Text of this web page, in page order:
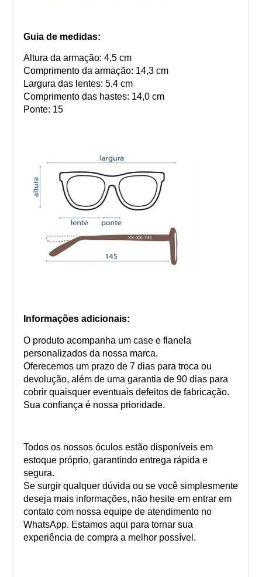
Guia de medidas:
Altura da armação: 4,5 cm
Comprimento da armação: 14,3 cm
Largura das lentes: 5,4 cm
Comprimento das hastes: 14,0 cm
Ponte: 15
Informações adicionais:
O produto acompanha um case e flanela
personalizados da nossa marca.
Oferecemos um prazo de 7 dias para troca ou
devolução, além de uma garantia de 90 dias para
cobrir quaisquer eventuais defeitos de fabricação.
Sua confiança é nossa prioridade.
Todos os nossos óculos estão disponíveis em
estoque próprio, garantindo entrega rápida e
segura.
Se surgir qualquer dúvida ou se você simplesmente
deseja mais informações, não hesite em entrar em
contato com nossa equipe de atendimento no
WhatsApp. Estamos aqui para tornar sua
experiência de compra a melhor possível.